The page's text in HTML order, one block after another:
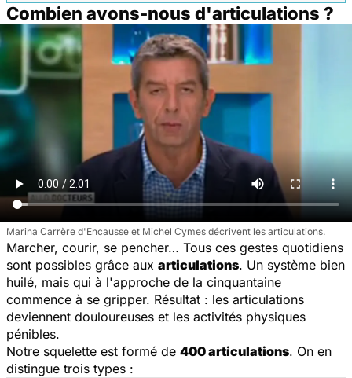
Combien avons-nous d'articulations ?
Marina Carrère d'Encausse et Michel Cymes décrivent les articulations.
Marcher, courir, se pencher… Tous ces gestes quotidiens
sont possibles grâce aux articulations. Un système bien
huilé, mais qui à l'approche de la cinquantaine
commence à se gripper. Résultat : les articulations
deviennent douloureuses et les activités physiques
pénibles.
Notre squelette est formé de 400 articulations. On en
distingue trois types :